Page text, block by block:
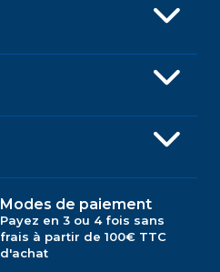
Modes de paiement
Payez en 3 ou 4 fois sans
frais à partir de 100€ TTC
d'achat